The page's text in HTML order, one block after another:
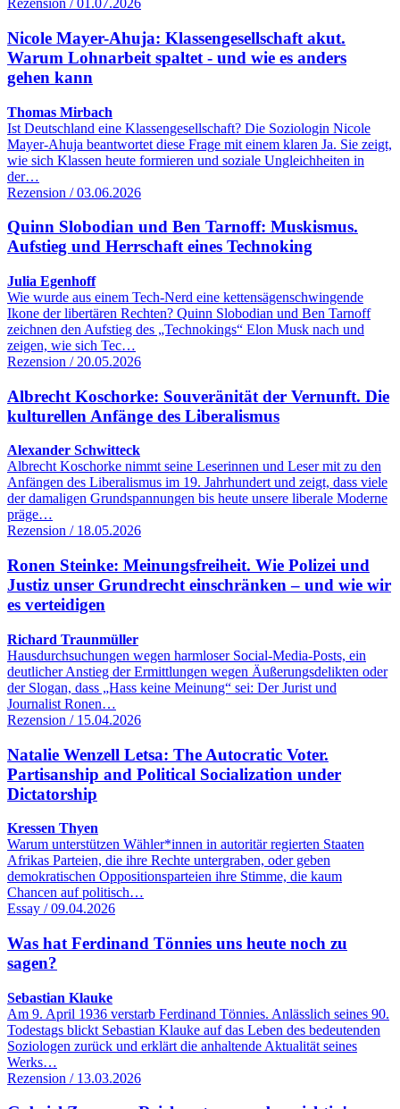
Rezension / 01.07.2026
Nicole Mayer-Ahuja: Klassengesellschaft akut.
Warum Lohnarbeit spaltet - und wie es anders
gehen kann
Thomas Mirbach
Ist Deutschland eine Klassengesellschaft? Die Soziologin Nicole
Mayer-Ahuja beantwortet diese Frage mit einem klaren Ja. Sie zeigt,
wie sich Klassen heute formieren und soziale Ungleichheiten in
der…
Rezension / 03.06.2026
Quinn Slobodian und Ben Tarnoff: Muskismus.
Aufstieg und Herrschaft eines Technoking
Julia Egenhoff
Wie wurde aus einem Tech-Nerd eine kettensägenschwingende
Ikone der libertären Rechten? Quinn Slobodian und Ben Tarnoff
zeichnen den Aufstieg des „Technokings“ Elon Musk nach und
zeigen, wie sich Tec…
Rezension / 20.05.2026
Albrecht Koschorke: Souveränität der Vernunft. Die
kulturellen Anfänge des Liberalismus
Alexander Schwitteck
Albrecht Koschorke nimmt seine Leserinnen und Leser mit zu den
Anfängen des Liberalismus im 19. Jahrhundert und zeigt, dass viele
der damaligen Grundspannungen bis heute unsere liberale Moderne
präge…
Rezension / 18.05.2026
Ronen Steinke: Meinungsfreiheit. Wie Polizei und
Justiz unser Grundrecht einschränken – und wie wir
es verteidigen
Richard Traunmüller
Hausdurchsuchungen wegen harmloser Social-Media-Posts, ein
deutlicher Anstieg der Ermittlungen wegen Äußerungsdelikten oder
der Slogan, dass „Hass keine Meinung“ sei: Der Jurist und
Journalist Ronen…
Rezension / 15.04.2026
Natalie Wenzell Letsa: The Autocratic Voter.
Partisanship and Political Socialization under
Dictatorship
Kressen Thyen
Warum unterstützen Wähler*innen in autoritär regierten Staaten
Afrikas Parteien, die ihre Rechte untergraben, oder geben
demokratischen Oppositionsparteien ihre Stimme, die kaum
Chancen auf politisch…
Essay / 09.04.2026
Was hat Ferdinand Tönnies uns heute noch zu
sagen?
Sebastian Klauke
Am 9. April 1936 verstarb Ferdinand Tönnies. Anlässlich seines 90.
Todestags blickt Sebastian Klauke auf das Leben des bedeutenden
Soziologen zurück und erklärt die anhaltende Aktualität seines
Werks…
Rezension / 13.03.2026